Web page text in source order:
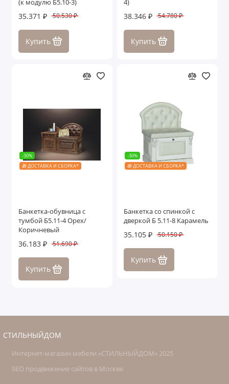
(к модулю Б5.10-3)
35.371 ₽ 50.530 ₽
Купить
4)
38.346 ₽ 54.780 ₽
Купить
-30%
🎁 ДОСТАВКА И СБОРКА*
Банкетка-обувница с
тумбой Б5.11-4 Орех/
Коричневый
36.183 ₽ 51.690 ₽
Купить
-30%
🎁 ДОСТАВКА И СБОРКА*
Банкетка со спинкой с
дверкой Б 5.11-8 Карамель
35.105 ₽ 50.150 ₽
Купить
СТИЛЬНЫЙДОМ
Интернет-магазин мебели «СТИЛЬНЫЙДОМ» 2025
SEO продвижение сайтов в Москве